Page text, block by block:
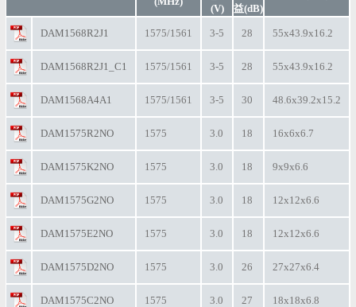
(V)
益(dB)
DAM1568R2J1 1575/1561 3-5 28 55x43.9x16.2
DAM1568R2J1_C1 1575/1561 3-5 28 55x43.9x16.2
DAM1568A4A1 1575/1561 3-5 30 48.6x39.2x15.2
DAM1575R2NO 1575 3.0 18 16x6x6.7
DAM1575K2NO 1575 3.0 18 9x9x6.6
DAM1575G2NO 1575 3.0 18 12x12x6.6
DAM1575E2NO 1575 3.0 18 12x12x6.6
DAM1575D2NO 1575 3.0 26 27x27x6.4
DAM1575C2NO 1575 3.0 27 18x18x6.8